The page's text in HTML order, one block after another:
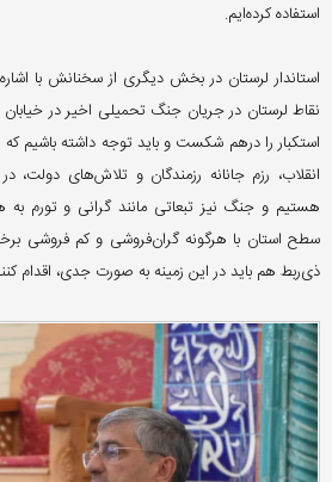
استفاده کرده‌ایم.
استاندار لرستان در بخش دیگری از سخنانش با
نقاط لرستان در جریان جنگ تحمیلی اخیر در
استکبار را درهم شکست و باید توجه داشته باشیم
انقلاب، رزم جانانه رزمندگان و تلاش‌های دولت،
هستیم و جنگ نیز تبعاتی مانند گرانی و تورم به
سطح استان با هرگونه گران‌فروشی و کم فروشی
ذی‌ربط هم باید در این زمینه به صورت جدی، اقدام